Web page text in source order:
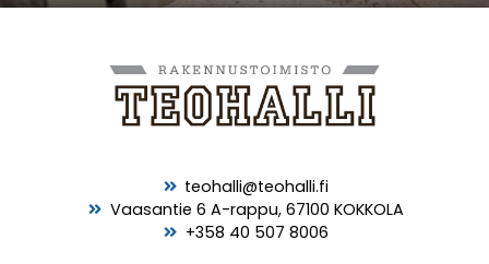
teohalli@teohalli.fi
Vaasantie 6 A-rappu, 67100 KOKKOLA
+358 40 507 8006